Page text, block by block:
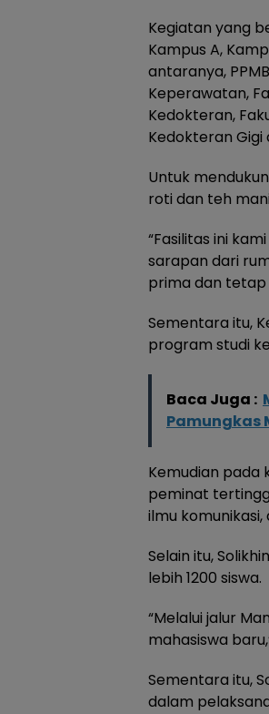
Kegiatan yang
Kampus A,
antaranya,
Keperawatan,
Kedokteran,
Kedokteran Gigi
Untuk
roti dan teh
“Fasilitas ini
sarapan dari
prima dan tetap
Sementara itu,
program studi
Baca Juga :
Pamungkas
Kemudian pada
peminat
ilmu komunikasi,
Selain itu,
lebih 1200 siswa.
“Melalui jalur
mahasiswa
Sementara itu,
dalam